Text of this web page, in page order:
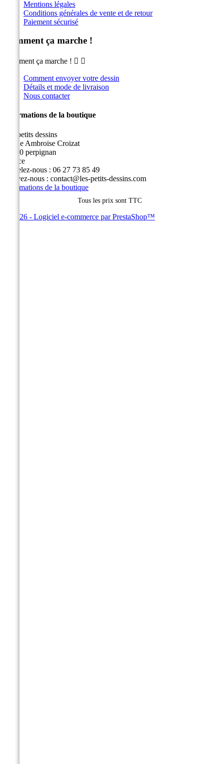
Mentions légales
Conditions générales de vente et de retour
Paiement sécurisé
Comment ça marche !
Comment ça marche !  
Comment envoyer votre dessin
Détails et mode de livraison
Nous contacter
Informations de la boutique
Les petits dessins
14 rue Ambroise Croizat
66100 perpignan
France
Appelez-nous : 06 27 73 85 49
Écrivez-nous : contact@les-petits-dessins.com
Informations de la boutique
Tous les prix sont TTC
© 2026 - Logiciel e-commerce par PrestaShop™